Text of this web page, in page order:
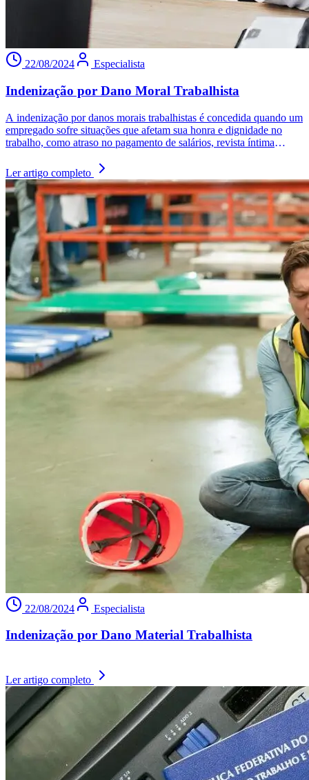
22/08/2024 Especialista
Indenização por Dano Moral Trabalhista
A indenização por danos morais trabalhistas é concedida quando um
empregado sofre situações que afetam sua honra e dignidade no
trabalho, como atraso no pagamento de salários, revista íntima
e pela CLT, a indenização visa compensar o sofrimento e a violação
dos direitos do trabalhador.
Ler artigo completo
22/08/2024 Especialista
Indenização por Dano Material Trabalhista
Ler artigo completo